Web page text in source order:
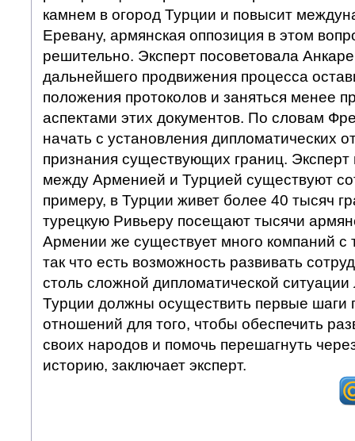
камнем в огород Турции и повысит
Еревану, армянская оппозиция в этом
решительно. Эксперт посоветовала
дальнейшего продвижения процесса
положения протоколов и заняться менее
аспектами этих документов. По словам
начать с установления дипломатических
признания существующих границ.
между Арменией и Турцией существуют
примеру, в Турции живет более 40 тысяч
турецкую Ривьеру посещают тысячи
Армении же существует много компаний с
так что есть возможность развивать
столь сложной дипломатической
Турции должны осуществить первые шаги
отношений для того, чтобы обеспечить
своих народов и помочь перешагнуть
историю, заключает эксперт.